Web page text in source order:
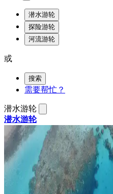
潜水游轮
探险游轮
河流游轮
或
搜索
需要帮忙？
潜水游轮
潜水游轮